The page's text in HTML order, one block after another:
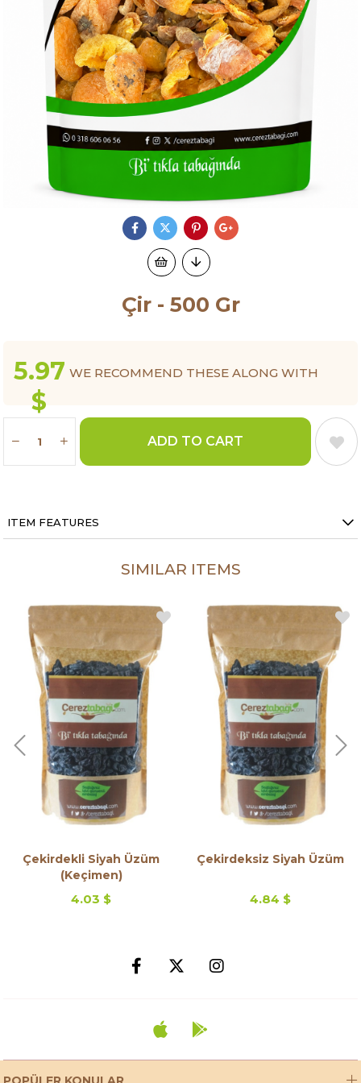
Çir - 500 Gr
5.97
$
WE RECOMMEND THESE ALONG WITH
ITEM FEATURES
SIMILAR ITEMS
Çekirdekli Siyah Üzüm
(Keçimen)
4.03 $
Çekirdeksiz Siyah Üzüm
4.84 $